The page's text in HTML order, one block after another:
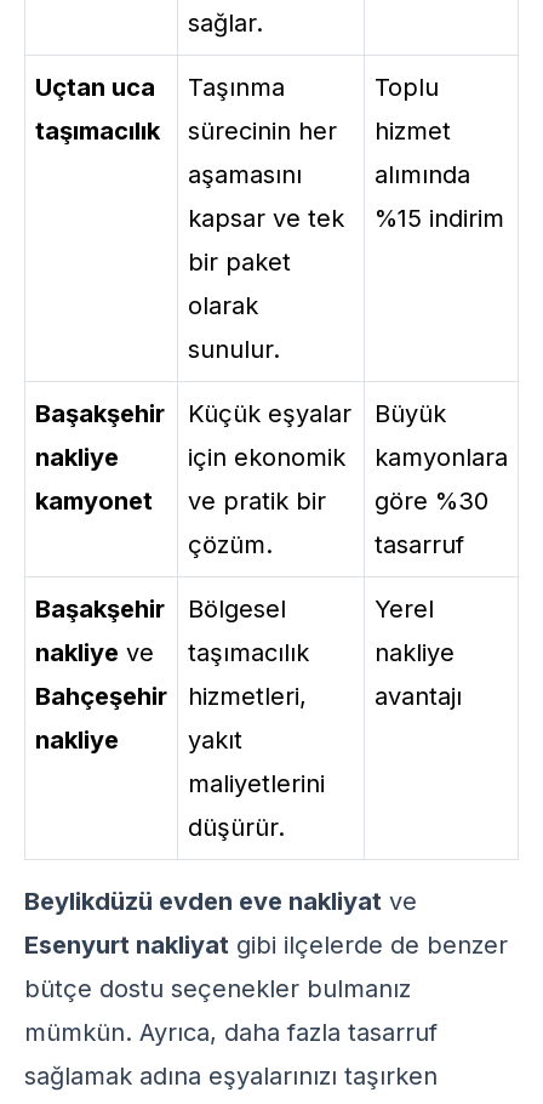
sağlar.
Uçtan uca
taşımacılık
Taşınma
sürecinin her
aşamasını
kapsar ve tek
bir paket
olarak
sunulur.
Toplu
hizmet
alımında
%15 indirim
Başakşehir
nakliye
kamyonet
Küçük eşyalar
için ekonomik
ve pratik bir
çözüm.
Büyük
kamyonlara
göre %30
tasarruf
Başakşehir
nakliye ve
Bahçeşehir
nakliye
Bölgesel
taşımacılık
hizmetleri,
yakıt
maliyetlerini
düşürür.
Yerel
nakliye
avantajı
Beylikdüzü evden eve nakliyat ve
Esenyurt nakliyat gibi ilçelerde de benzer
bütçe dostu seçenekler bulmanız
mümkün. Ayrıca, daha fazla tasarruf
sağlamak adına eşyalarınızı taşırken